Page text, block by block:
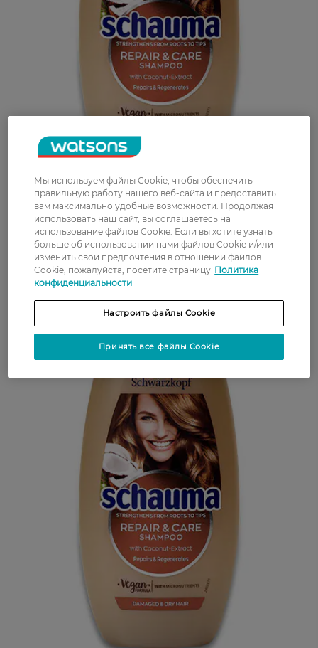
Мы используем файлы Cookie, чтобы обеспечить
правильную работу нашего веб-сайта и предоставить
вам максимально удобные возможности. Продолжая
использовать наш сайт, вы соглашаетесь на
использование файлов Cookie. Если вы хотите узнать
больше об использовании нами файлов Cookie и/или
изменить свои предпочтения в отношении файлов
Cookie, пожалуйста, посетите страницу Политика
конфиденциальности
Настроить файлы Cookie
Принять все файлы Cookie